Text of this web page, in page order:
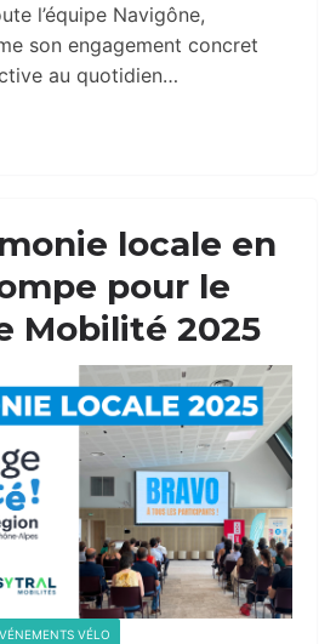
l’équipe Navigône,
son engagement concret
au quotidien…
locale en
pour le
Mobilité 2025
VÉLO